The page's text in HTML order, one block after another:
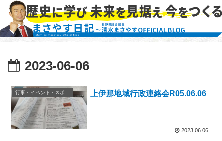
2023-06-06
上伊那地域行政連絡会R05.06.06
2023.06.06